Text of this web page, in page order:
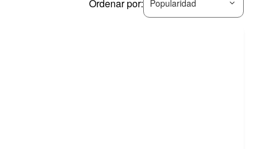
Ordenar por: Popularidad